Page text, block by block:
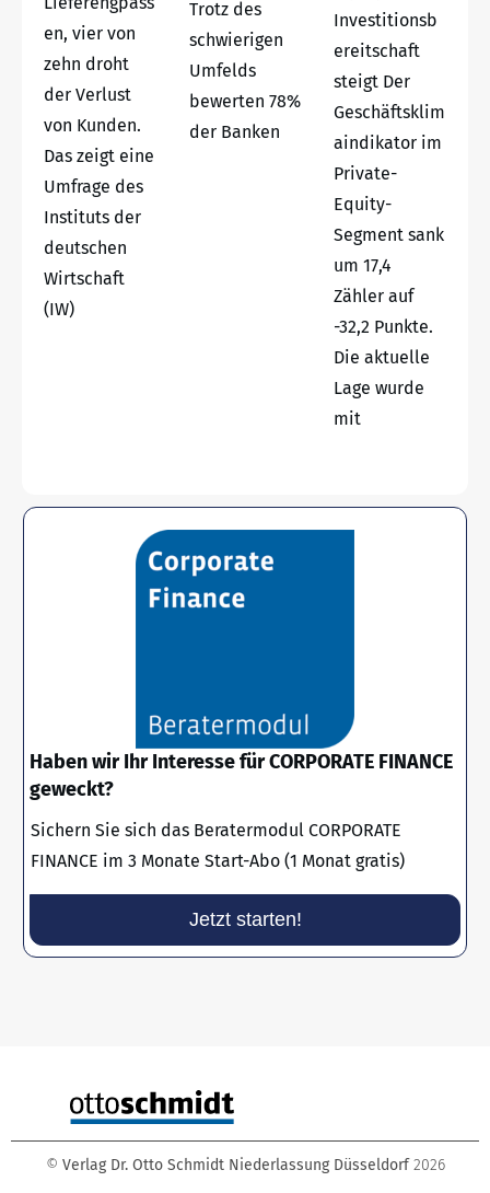
en, vier von
zehn droht
der Verlust
von Kunden.
Das zeigt eine
Umfrage des
Instituts der
deutschen
Wirtschaft
(IW)
Trotz des
schwierigen
Umfelds
bewerten 78%
der Banken
Investitionsb
ereitschaft
steigt Der
Geschäftsklim
aindikator im
Private-
Equity-
Segment sank
um 17,4
Zähler auf
-32,2 Punkte.
Die aktuelle
Lage wurde
mit
Haben wir Ihr Interesse für CORPORATE FINANCE
geweckt?
Sichern Sie sich das Beratermodul CORPORATE
FINANCE im 3 Monate Start-Abo (1 Monat gratis)
Jetzt starten!
© Verlag Dr. Otto Schmidt Niederlassung Düsseldorf 2026